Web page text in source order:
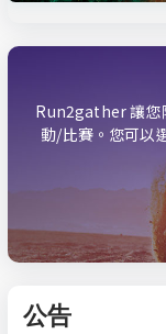
Run2gather 讓您
動/比賽。您可以
公告